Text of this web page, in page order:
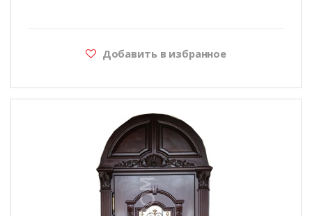
Добавить в избранное